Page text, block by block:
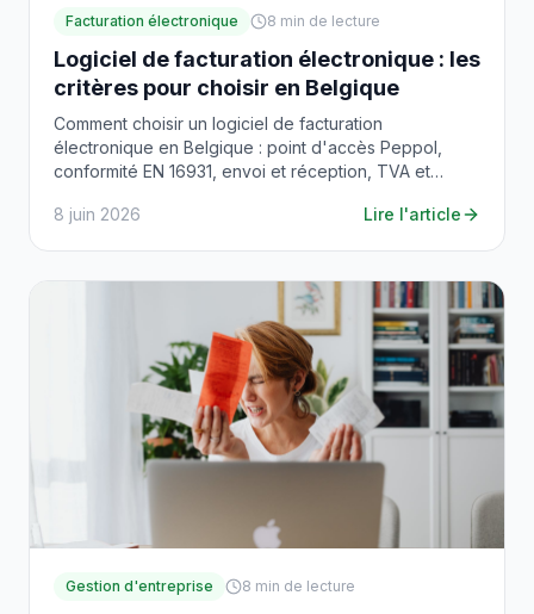
Facturation électronique 8 min de lecture
Logiciel de facturation électronique : les
critères pour choisir en Belgique
Comment choisir un logiciel de facturation
électronique en Belgique : point d'accès Peppol,
conformité EN 16931, envoi et réception, TVA et
8 juin 2026
Lire l'article
Gestion d'entreprise 8 min de lecture